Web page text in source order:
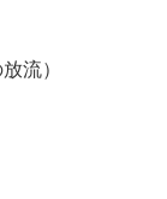
流）